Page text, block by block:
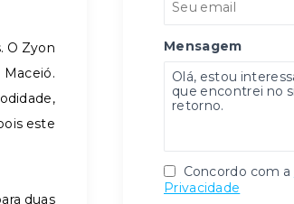
O Zyon
este
duas
Mensagem
Concordo com a
Privacidade